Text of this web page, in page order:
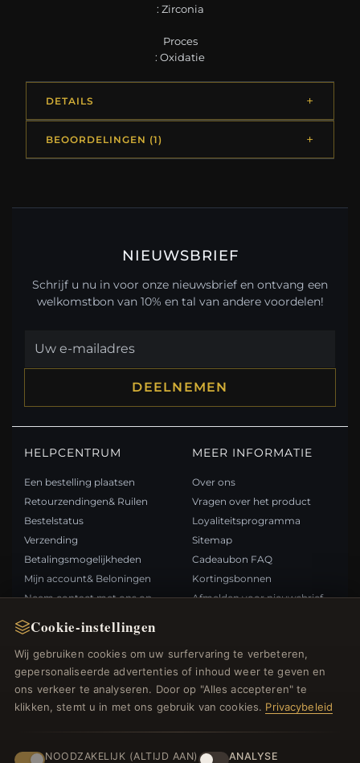
Cookie-instellingen
Wij gebruiken cookies om uw surfervaring te verbeteren,
gepersonaliseerde advertenties of inhoud weer te geven en
ons verkeer te analyseren. Door op "Alles accepteren" te
klikken, stemt u in met ons gebruik van cookies. Privacybeleid
NOODZAKELIJK (ALTIJD AAN) ANALYSE
: Zirconia
Proces
: Oxidatie
DETAILS
BEOORDELINGEN (1)
NIEUWSBRIEF
Schrijf u nu in voor onze nieuwsbrief en ontvang een
welkomstbon van 10% en tal van andere voordelen!
DEELNEMEN
HELPCENTRUM
Een bestelling plaatsen
Retourzendingen& Ruilen
Bestelstatus
Verzending
Betalingsmogelijkheden
Mijn account& Beloningen
Neem contact met ons op
MEER INFORMATIE
Over ons
Vragen over het product
Loyaliteitsprogramma
Sitemap
Cadeaubon FAQ
Kortingsbonnen
Afmelden voor nieuwsbrief
Nieuwe producten
Specials
Blog
Beoordelingen
Inloggen
BETAALMETHODEN